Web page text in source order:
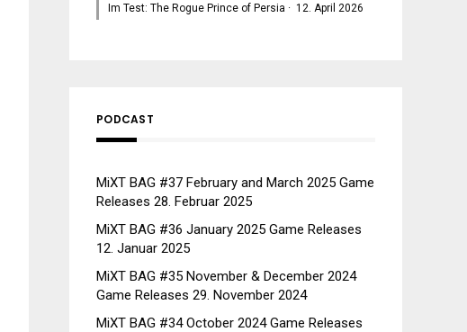
Im Test: The Rogue Prince of Persia · 12. April 2026
PODCAST
MiXT BAG #37 February and March 2025 Game
Releases 28. Februar 2025
MiXT BAG #36 January 2025 Game Releases
12. Januar 2025
MiXT BAG #35 November & December 2024
Game Releases 29. November 2024
MiXT BAG #34 October 2024 Game Releases